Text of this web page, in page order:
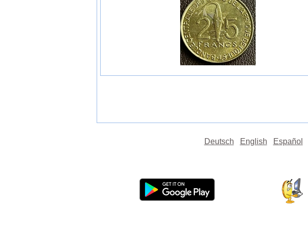
Deutsch English Español